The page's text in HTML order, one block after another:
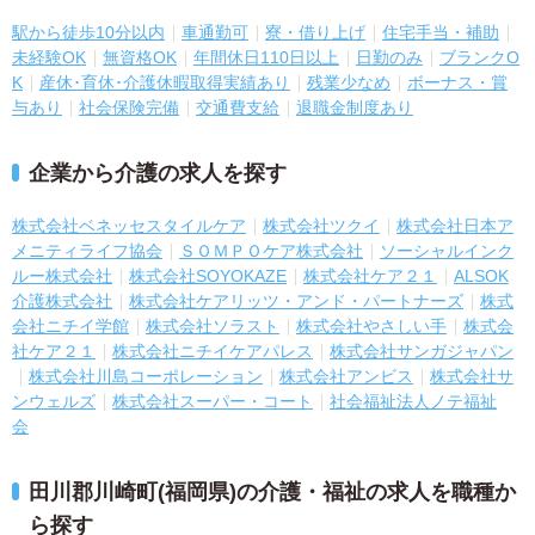
駅から徒歩10分以内 車通勤可 寮・借り上げ
住宅手当・補助
未経験OK
無資格OK 年間休日110日以上 日勤のみ
ブランクO
K
産休･育休･介護休暇取得実績あり 残業少なめ
ボーナス・賞
与あり
社会保険完備 交通費支給 退職金制度あり
企業から介護の求人を探す
株式会社ベネッセスタイルケア 株式会社ツクイ
株式会社日本ア
メニティライフ協会
ＳＯＭＰＯケア株式会社
ソーシャルインク
ルー株式会社
株式会社SOYOKAZE 株式会社ケア２１
ALSOK
介護株式会社
株式会社ケアリッツ・アンド・パートナーズ
株式
会社ニチイ学館
株式会社ソラスト 株式会社やさしい手
株式会
社ケア２１
株式会社ニチイケアパレス
株式会社サンガジャパン
株式会社川島コーポレーション
株式会社アンビス
株式会社サ
ンウェルズ
株式会社スーパー・コート
社会福祉法人ノテ福祉
会
田川郡川崎町(福岡県)の介護・福祉の求人を職種か
ら探す